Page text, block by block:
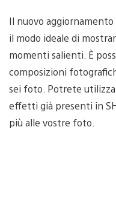
Il nuovo
il modo ideale di
momenti salienti. È
composizioni
sei foto. Potrete
effetti già presenti in
più alle vostre foto.